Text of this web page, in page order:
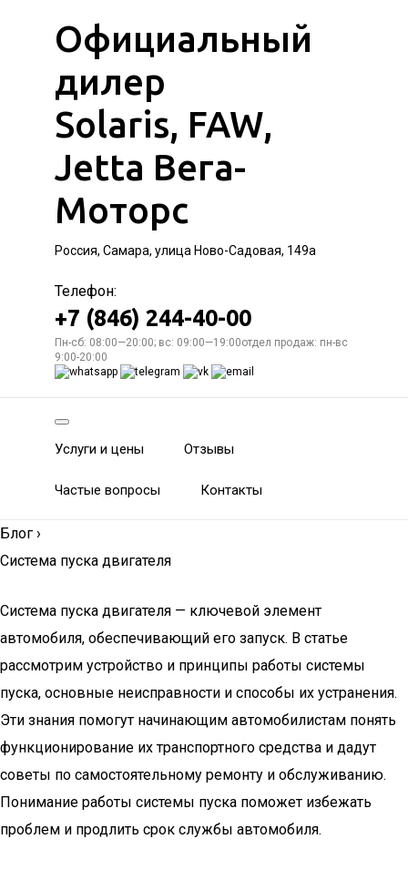
Официальный
дилер
Solaris, FAW,
Jetta Вега-
Моторс
Россия, Самара, улица Ново-Садовая, 149а
Телефон:
+7 (846) 244-40-00
Пн-сб: 08:00—20:00; вс: 09:00—19:00отдел продаж: пн-вс
9:00-20:00
Услуги и цены Отзывы
Частые вопросы Контакты
Блог ›
Система пуска двигателя
Система пуска двигателя — ключевой элемент
автомобиля, обеспечивающий его запуск. В статье
рассмотрим устройство и принципы работы системы
пуска, основные неисправности и способы их устранения.
Эти знания помогут начинающим автомобилистам понять
функционирование их транспортного средства и дадут
советы по самостоятельному ремонту и обслуживанию.
Понимание работы системы пуска поможет избежать
проблем и продлить срок службы автомобиля.